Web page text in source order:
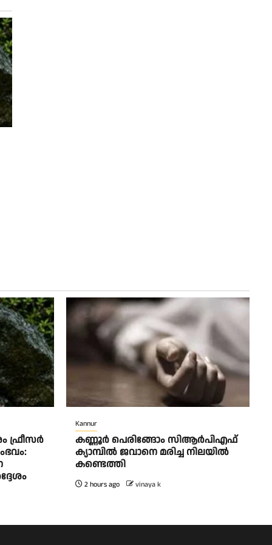
ഫ്രീസർ
Kannur
കണ്ണൂർ പെരിങ്ങോം സിആർപിഎഫ്
ക്യാമ്പിൽ ജവാനെ മരിച്ച നിലയിൽ
കണ്ടെത്തി
2 hours ago vinaya k